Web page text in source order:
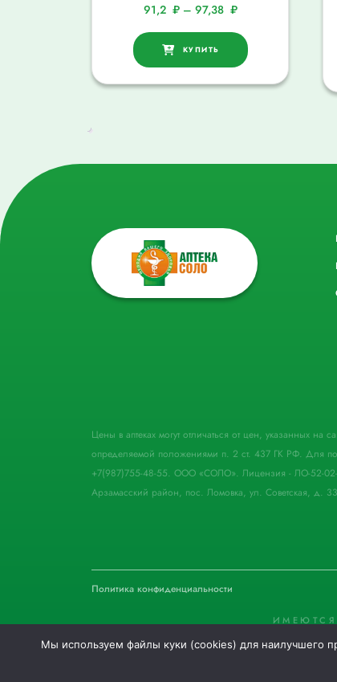
91,2 ₽ – 97,38 ₽
КУПИТЬ
Цены в аптеках могут отличаться от цен, указанных
определяемой положениями п. 2 ст. 437 ГК РФ. Для
+7(987)755-48-55. ООО «СОЛО». Лицензия - ЛО-52-
Арзамасский район, пос. Ломовка, ул. Советская, д.
Политика конфиденциальности
Мы используем файлы куки (cookies) для наилучшего